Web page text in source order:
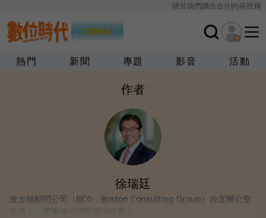
關於我們廣告合作內容授權
熱門 新聞 專題 影音 活動
作者
徐瑞廷
波士頓顧問公司（BCG，Boston Consulting Group）台北辦公室
負責人、董事總經理暨資深合夥人。